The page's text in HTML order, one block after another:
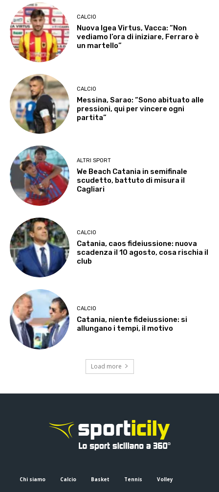
CALCIO
Nuova Igea Virtus, Vacca: “Non
vediamo l’ora di iniziare, Ferraro è
un martello”
CALCIO
Messina, Sarao: “Sono abituato alle
pressioni, qui per vincere ogni
partita”
ALTRI SPORT
We Beach Catania in semifinale
scudetto, battuto di misura il
Cagliari
CALCIO
Catania, caos fideiussione: nuova
scadenza il 10 agosto, cosa rischia il
club
CALCIO
Catania, niente fideiussione: si
allungano i tempi, il motivo
Load more
Chi siamo Calcio Basket Tennis Volley